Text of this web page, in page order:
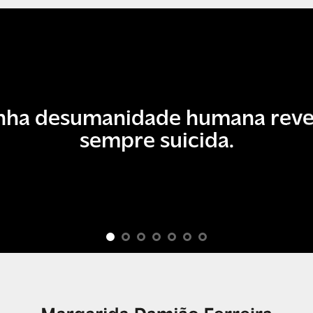
desumanidade humana
sempre suicida.